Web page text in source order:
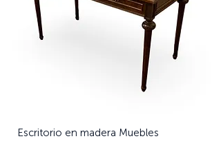
Escritorio en madera Muebles